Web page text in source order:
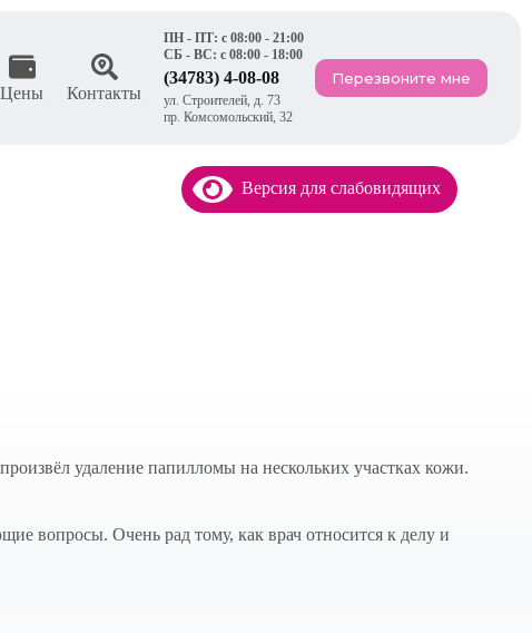
Цены Контакты
ПН - ПТ: с 08:00 - 21:00
СБ - ВС: с 08:00 - 18:00
(34783) 4-08-08
ул. Строителей, д. 73
пр. Комсомольский, 32
Перезвоните мне
Версия для слабовидящих
удаление папилломы на нескольких участках кожи.
вопросы. Очень рад тому, как врач относится к делу и